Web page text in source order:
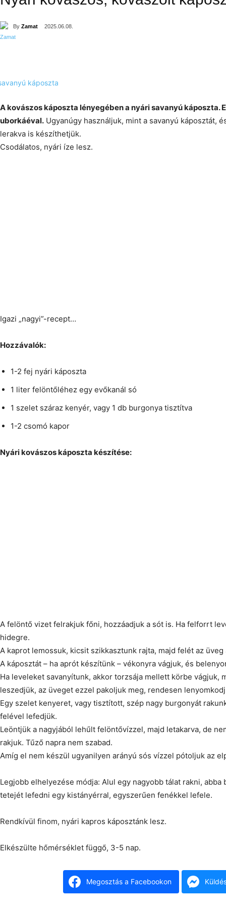
By Zamat 2025.06.08.
A kovászos káposzta lényegében a nyári savanyú káposzta.
uborkáéval. Ugyanúgy használjuk, mint a savanyú káposztát,
lerakva is készíthetjük.
Csodálatos, nyári íze lesz.
Igazi „nagyi”-recept…
Hozzávalók:
1-2 fej nyári káposzta
1 liter felöntőléhez egy evőkanál só
1 szelet száraz kenyér, vagy 1 db burgonya tisztítva
1-2 csomó kapor
Nyári kovászos káposzta készítése:
A felöntő vizet felrakjuk főni, hozzáadjuk a sót is. Ha felforrt
hidegre.
A kaprot lemossuk, kicsit szikkasztunk rajta, majd felét az üveg
A káposztát – ha aprót készítünk – vékonyra vágjuk, és
Ha leveleket savanyítunk, akkor torzsája mellett körbe vágjuk,
leszedjük, az üveget ezzel pakoljuk meg, rendesen
Egy szelet kenyeret, vagy tisztított, szép nagy burgonyát
felével lefedjük.
Leöntjük a nagyjából lehűlt felöntővízzel, majd letakarva, de
rakjuk. Tűző napra nem szabad.
Amíg el nem készül ugyanilyen arányú sós vízzel pótoljuk az
Legjobb elhelyezése módja: Alul egy nagyobb tálat rakni, abba
tetejét lefedni egy kistányérral, egyszerűen fenékkel lefele.
Rendkívül finom, nyári kapros káposztánk lesz.
Elkészülte hőmérséklet függő, 3-5 nap.
Megosztás a Facebookon